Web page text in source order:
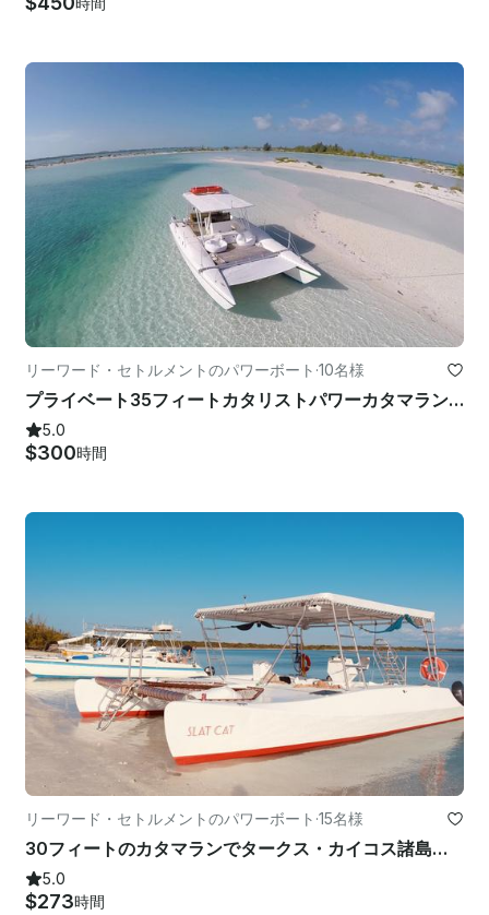
リーワード・セトルメントのパワーボート ·10名様
プライベート35フィートカタリストパワーカタマランタークス・カイコス諸島
5.0
$300時間
リーワード・セトルメントのパワーボート ·15名様
30フィートのカタマランでタークス・カイコス諸島の宝を探検しよう
5.0
$273時間